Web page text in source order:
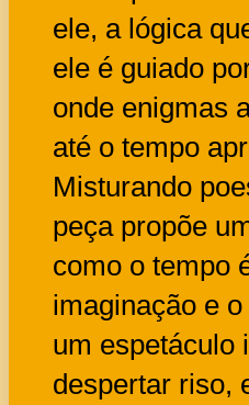
ele, a lógica
ele é guiado
onde enigmas
até o tempo
Misturando
peça propõe
como o tempo
imaginação e
um espetáculo
despertar riso,